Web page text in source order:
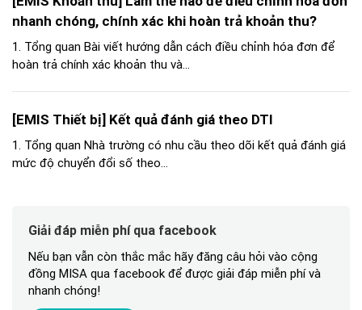
nhanh chóng, chính xác khi hoàn trả khoản thu?
1. Tổng quan Bài viết hướng dẫn cách điều chỉnh hóa đơn để
hoàn trả chính xác khoản thu và...
[EMIS Thiết bị] Kết quả đánh giá theo DTI
1. Tổng quan Nhà trường có nhu cầu theo dõi kết quả đánh giá
mức độ chuyển đổi số theo...
Giải đáp miễn phí qua facebook
Nếu bạn vẫn còn thắc mắc hãy đăng câu hỏi vào cộng
đồng MISA qua facebook để được giải đáp miễn phí và
nhanh chóng!